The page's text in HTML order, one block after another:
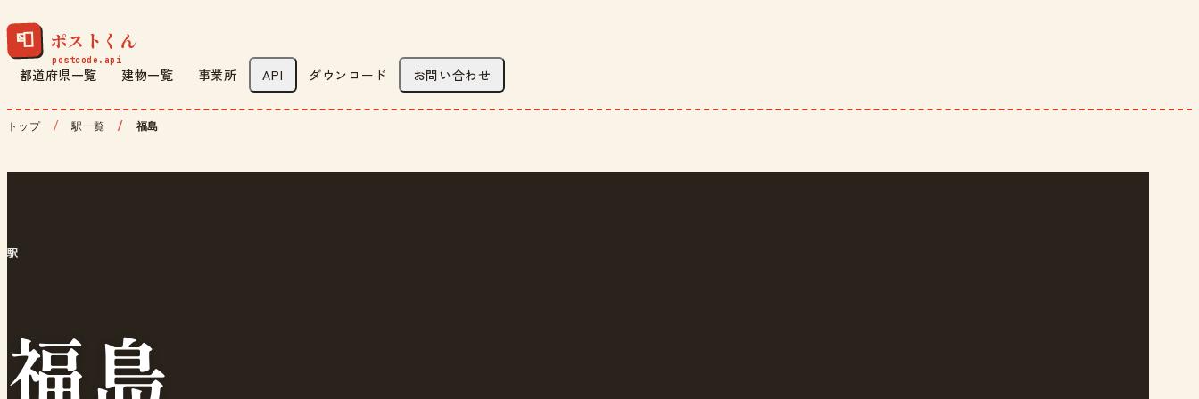
📮 ポストくん
都道府県一覧 建物一覧 事業所 API ダウンロード お問い合わせ
トップ 駅一覧 福島
駅
福島